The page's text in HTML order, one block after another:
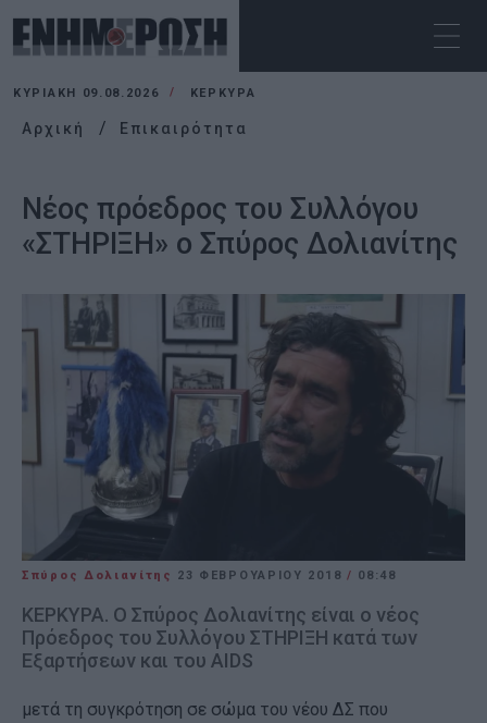
ΚΥΡΙΑΚΉ 09.08.2026 ΚΕΡΚΥΡΑ
Αρχική Επικαιρότητα
Νέος πρόεδρος του Συλλόγου
«ΣΤΗΡΙΞΗ» ο Σπύρος Δολιανίτης
Σπύρος Δολιανίτης 23 ΦΕΒΡΟΥΑΡΊΟΥ 2018 / 08:48
ΚΕΡΚΥΡΑ. O Σπύρος Δολιανίτης είναι ο νέος
Πρόεδρος του Συλλόγου ΣΤΗΡΙΞΗ κατά των
Εξαρτήσεων και του ΑΙDS
μετά τη συγκρότηση σε σώμα του νέου ΔΣ που